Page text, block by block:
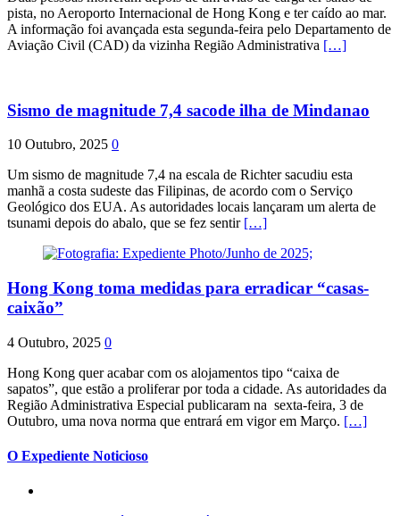
pista, no Aeroporto Internacional de Hong Kong e ter caído ao mar.
A informação foi avançada esta segunda-feira pelo Departamento de
Aviação Civil (CAD) da vizinha Região Administrativa […]
Sismo de magnitude 7,4 sacode ilha de Mindanao
10 Outubro, 2025 0
Um sismo de magnitude 7,4 na escala de Richter sacudiu esta
manhã a costa sudeste das Filipinas, de acordo com o Serviço
Geológico dos EUA. As autoridades locais lançaram um alerta de
tsunami depois do abalo, que se fez sentir […]
Hong Kong toma medidas para erradicar “casas-
caixão”
4 Outubro, 2025 0
Hong Kong quer acabar com os alojamentos tipo “caixa de
sapatos”, que estão a proliferar por toda a cidade. As autoridades da
Região Administrativa Especial publicaram na sexta-feira, 3 de
Outubro, uma nova norma que entrará em vigor em Março. […]
O Expediente Noticioso